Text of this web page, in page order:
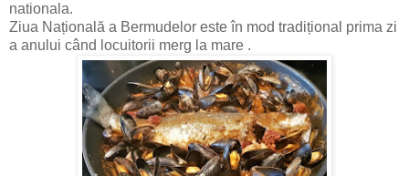
nationala.
Ziua Națională a Bermudelor este în mod tradițional prima zi
a anului când locuitorii merg la mare .